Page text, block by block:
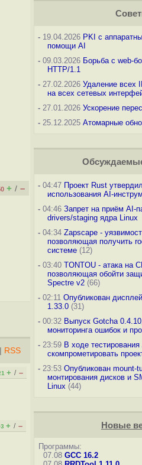
+ / –
RSS
+ / –
+ / –
-19.04.2026 PKI с
помощи AI
-09.03.2026 Борьба с web-
HTTP/1.1
-27.02.2026 Удаление всех
на всех сетевых
-27.01.2026 Ускорение
-25.12.2025 Атомарные
-04:47 Проект Rust
использования AI-
-04:46 Запрет на приём AI-
drivers/staging ядра Linux
-04:34 Zapscape -
позволяющая получить
системе(12)
-03:40 TONTOU - атака на
позволяющая обойти
Spectre v2(66)
-02:11 Опубликован
1.33.0(31)
-00:32 Выпуск Gotcha
мониторинга ошибок и
-23:59 В ходе
скомпрометировать
-23:53 Опубликован mount-
монтирования дисков и
Linux (44)
Новые
Программы:
07.08 GCC 16.2